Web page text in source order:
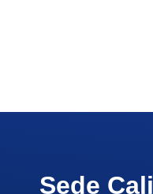
Sede Cali